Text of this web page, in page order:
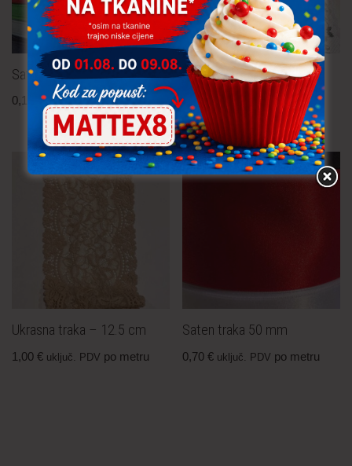
Saten traka 6 mm
0,15 € uključ. PDV po metru
Ukrasna traka 45 mm
0,30€ uključ. PDV po metru
Ukrasna traka – 12.5 cm
1,00 € uključ. PDV po metru
Saten traka 50 mm
0,70€ uključ. PDV po metru